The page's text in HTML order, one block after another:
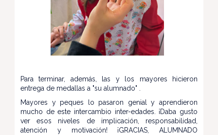
Para terminar, además, las y los mayores hicieron
entrega de medallas a "su alumnado" .
Mayores y peques lo pasaron genial y aprendieron
mucho de este intercambio inter-edades. ¡Daba gusto
ver esos niveles de implicación, responsabilidad,
atención y motivación! ¡GRACIAS, ALUMNADO